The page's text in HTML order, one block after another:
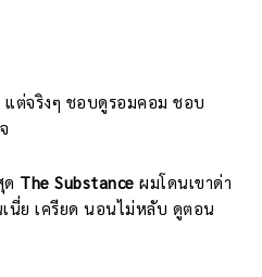
แต่จริงๆ ชอบดูรอมคอม ชอบ
ด The Substance ผมโดนเขาด่า
นี่ย เครียด นอนไม่หลับ ดูตอน